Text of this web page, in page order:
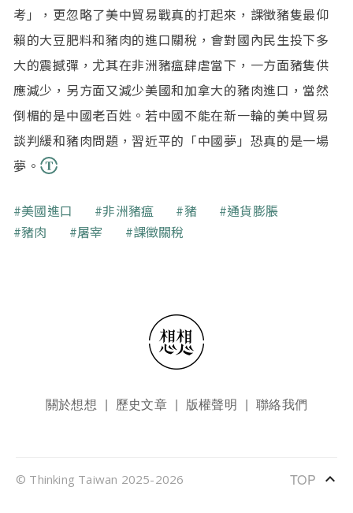
考」，更忽略了美中貿易戰真的打起來，課徵豬隻最仰
賴的大豆肥料和豬肉的進口關稅，會對國內民生投下多
大的震撼彈，尤其在非洲豬瘟肆虐當下，一方面豬隻供
應減少，另方面又減少美國和加拿大的豬肉進口，當然
倒楣的是中國老百姓。若中國不能在新一輪的美中貿易
談判緩和豬肉問題，習近平的「中國夢」恐真的是一場
夢。
關鍵字
美國進口 非洲豬瘟 豬
通貨膨脹
豬肉
屠宰 課徵關稅
頁尾選單關於想想 歷史文章 版權聲明 聯絡我們
© Thinking Taiwan 2025-2026 TOP keyboard_arrow_up